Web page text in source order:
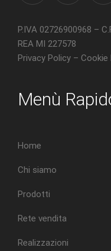
P.IVA 02726900968 –
REA MI 227578
Privacy Policy – Cookie
Menù
Home
Chi siamo
Prodotti
Rete vendita
Realizzazioni